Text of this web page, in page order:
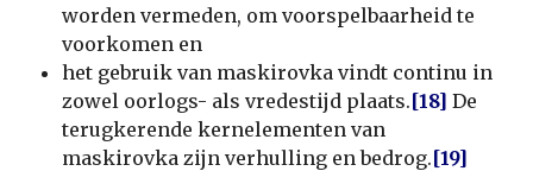
worden vermeden, om voorspelbaarheid te
voorkomen en
het gebruik van maskirovka vindt continu in
zowel oorlogs- als vredestijd plaats.[18] De
terugkerende kernelementen van
maskirovka zijn verhulling en bedrog.[19]